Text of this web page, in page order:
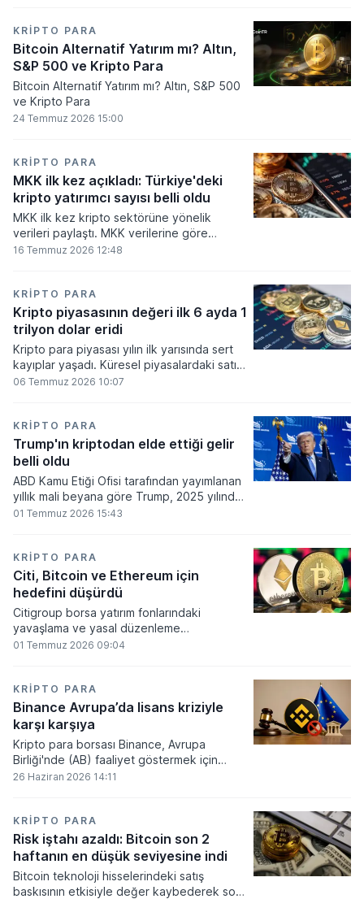
KRIPTO PARA
Bitcoin Alternatif Yatırım mı? Altın,
S&P 500 ve Kripto Para
Bitcoin Alternatif Yatırım mı? Altın, S&P 500
ve Kripto Para
24 Temmuz 2026 15:00
KRIPTO PARA
MKK ilk kez açıkladı: Türkiye'deki
kripto yatırımcı sayısı belli oldu
MKK ilk kez kripto sektörüne yönelik
verileri paylaştı. MKK verilerine göre
platformlarda bugüne kadar 5,6 milyon
olarak belirlendi.
16 Temmuz 2026 12:48
KRIPTO PARA
Kripto piyasasının değeri ilk 6 ayda 1
trilyon dolar eridi
Kripto para piyasası yılın ilk yarısında sert
kayıplar yaşadı. Küresel piyasalardaki satış
baskısı ve artan faiz baskısının etkisiyle
06 Temmuz 2026 10:07
KRIPTO PARA
Trump'ın kriptodan elde ettiği gelir
belli oldu
ABD Kamu Etiği Ofisi tarafından yayımlanan
yıllık mali beyana göre Trump, 2025 yılında
kripto para ve memecoin faaliyetlerinden
01 Temmuz 2026 15:43
KRIPTO PARA
Citi, Bitcoin ve Ethereum için
hedefini düşürdü
Citigroup borsa yatırım fonlarındaki
yavaşlama ve yasal düzenleme
beklentilerinin zayıflaması üzerine kripto
01 Temmuz 2026 09:04
KRIPTO PARA
Binance Avrupa’da lisans kriziyle
karşı karşıya
Kripto para borsası Binance, Avrupa
Birliği'nde (AB) faaliyet göstermek için
gerekli düzenleyici onayları alamadı.
26 Haziran 2026 14:11
KRIPTO PARA
Risk iştahı azaldı: Bitcoin son 2
haftanın en düşük seviyesine indi
Bitcoin teknoloji hisselerindeki satış
baskısının etkisiyle değer kaybederek son